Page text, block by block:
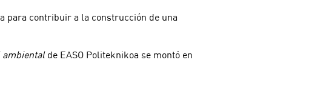
para contribuir a la construcción de una
ambientalde EASO Politeknikoa se montó en